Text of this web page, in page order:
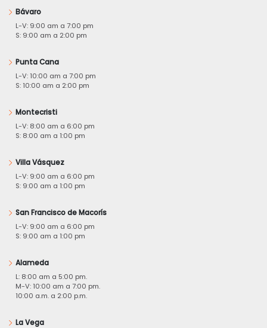
Bávaro
L-V: 9:00 am a 7:00 pm
S: 9:00 am a 2:00 pm
Punta Cana
L-V: 10:00 am a 7:00 pm
S: 10:00 am a 2:00 pm
Montecristi
L-V: 8:00 am a 6:00 pm
S: 8:00 am a 1:00 pm
Villa Vásquez
L-V: 9:00 am a 6:00 pm
S: 9:00 am a 1:00 pm
San Francisco de Macorís
L-V: 9:00 am a 6:00 pm
S: 9:00 am a 1:00 pm
Alameda
L: 8:00 am a 5:00 pm.
M-V: 10:00 am a 7:00 pm.
10:00 a.m. a 2:00 p.m.
La Vega